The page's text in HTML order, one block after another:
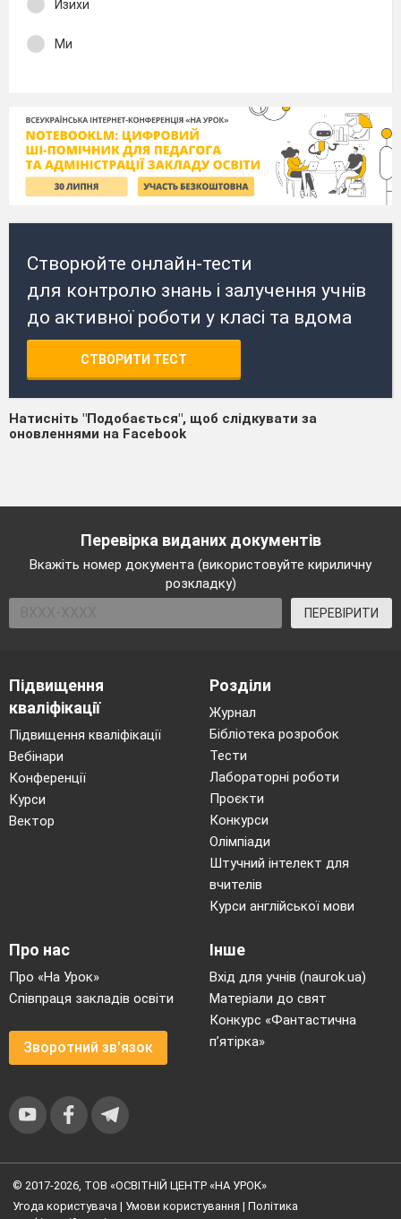
Изихи
Ми
Створюйте онлайн-тести
для контролю знань і залучення учнів
до активної роботи у класі та вдома
СТВОРИТИ ТЕСТ
Натисніть "Подобається", щоб слідкувати за
оновленнями на Facebook
Перевірка виданих документів
Вкажіть номер документа (використовуйте кириличну
розкладку)
ПЕРЕВІРИТИ
Підвищення
кваліфікації
Підвищення кваліфікації
Вебінари
Конференції
Курси
Вектор
Розділи
Журнал
Бібліотека розробок
Тести
Лабораторні роботи
Проєкти
Конкурси
Олімпіади
Штучний інтелект для
вчителів
Курси англійської мови
Про нас
Про «На Урок»
Співпраця закладів освіти
Зворотний зв'язок
Інше
Вхід для учнів (naurok.ua)
Матеріали до свят
Конкурс «Фантастична
п’ятірка»
© 2017-2026, ТОВ «ОСВІТНІЙ ЦЕНТР «НА УРОК»
Угода користувача | Умови користування | Політика